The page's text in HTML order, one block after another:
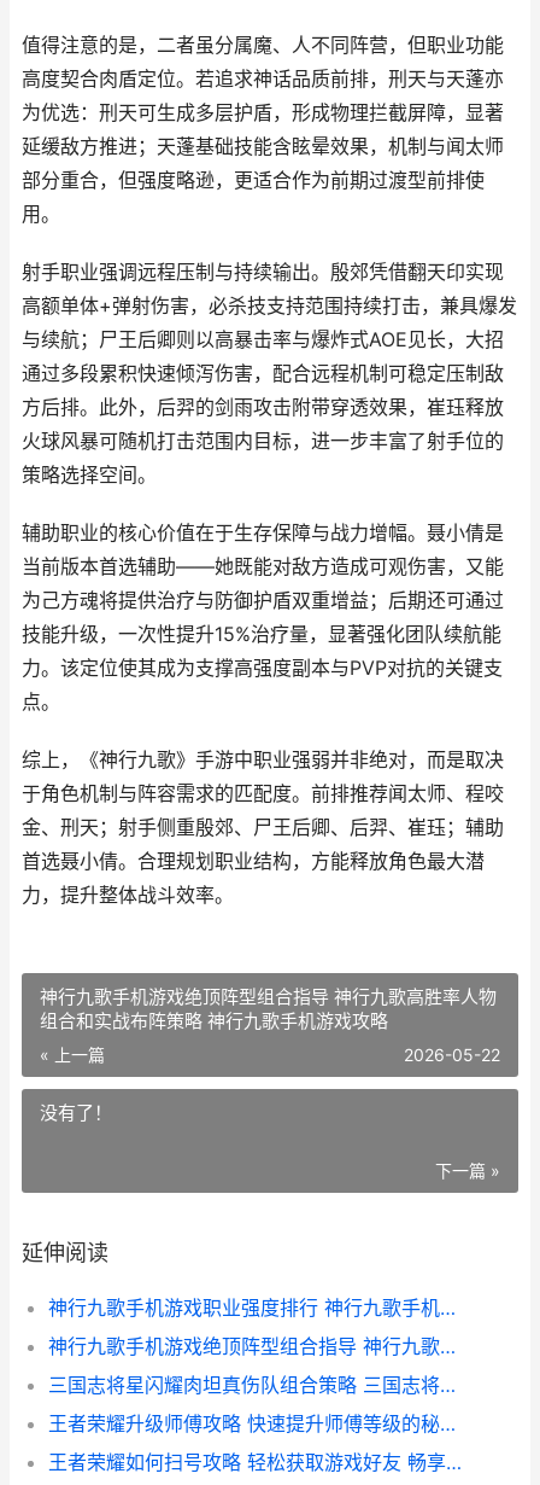
值得注意的是，二者虽分属魔、人不同阵营，但职业功能
高度契合肉盾定位。若追求神话品质前排，刑天与天蓬亦
为优选：刑天可生成多层护盾，形成物理拦截屏障，显著
延缓敌方推进；天蓬基础技能含眩晕效果，机制与闻太师
部分重合，但强度略逊，更适合作为前期过渡型前排使
用。
射手职业强调远程压制与持续输出。殷郊凭借翻天印实现
高额单体+弹射伤害，必杀技支持范围持续打击，兼具爆发
与续航；尸王后卿则以高暴击率与爆炸式AOE见长，大招
通过多段累积快速倾泻伤害，配合远程机制可稳定压制敌
方后排。此外，后羿的剑雨攻击附带穿透效果，崔珏释放
火球风暴可随机打击范围内目标，进一步丰富了射手位的
策略选择空间。
辅助职业的核心价值在于生存保障与战力增幅。聂小倩是
当前版本首选辅助——她既能对敌方造成可观伤害，又能
为己方魂将提供治疗与防御护盾双重增益；后期还可通过
技能升级，一次性提升15%治疗量，显著强化团队续航能
力。该定位使其成为支撑高强度副本与PVP对抗的关键支
点。
综上，《神行九歌》手游中职业强弱并非绝对，而是取决
于角色机制与阵容需求的匹配度。前排推荐闻太师、程咬
金、刑天；射手侧重殷郊、尸王后卿、后羿、崔珏；辅助
首选聂小倩。合理规划职业结构，方能释放角色最大潜
力，提升整体战斗效率。
神行九歌手机游戏绝顶阵型组合指导 神行九歌高胜率人物
组合和实战布阵策略 神行九歌手机游戏攻略
« 上一篇 2026-05-22
没有了！
下一篇 »
延伸阅读
神行九歌手机游戏职业强度排行 神行九歌手机游戏哪个职业绝顶最最牛 神行九歌少年封神
神行九歌手机游戏绝顶阵型组合指导 神行九歌高胜率人物组合和实战布阵策略 神行九歌手机游戏攻略
三国志将星闪耀肉坦真伤队组合策略 三国志将星闪耀高生存高爆发阵型实战解析 三国志将星闪耀礼包码
王者荣耀升级师傅攻略 快速提升师傅等级的秘诀解析
王者荣耀如何扫号攻略 轻松获取游戏好友 畅享社交乐趣